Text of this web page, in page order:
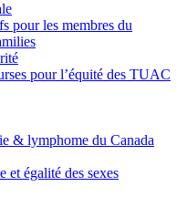
pour les membres du
pour l’équité des TUAC
& lymphome du Canada
et égalité des sexes